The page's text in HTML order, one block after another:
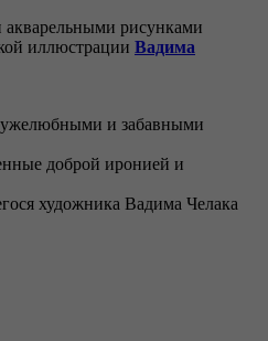
рисунками
иллюстрации Вадима
и забавными
доброй иронией и
художника Вадима Челака